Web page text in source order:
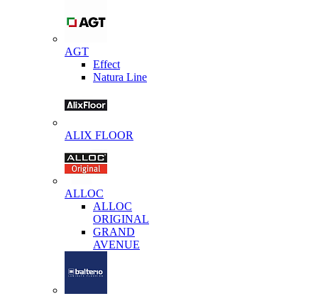
AGT
Effect
Natura Line
ALIX FLOOR
ALLOC
ALLOC
ORIGINAL
GRAND
AVENUE